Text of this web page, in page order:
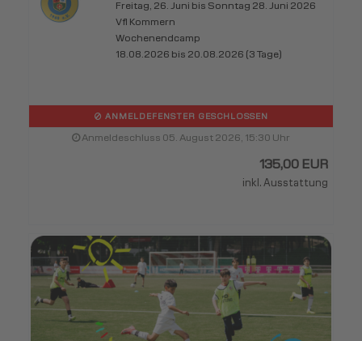
Freitag, 26. Juni bis Sonntag 28. Juni 2026
Vfl Kommern
Wochenendcamp
18.08.2026 bis 20.08.2026 (3 Tage)
ANMELDEFENSTER GESCHLOSSEN
Anmeldeschluss 05. August 2026, 15:30 Uhr
135,00 EUR
inkl. Ausstattung